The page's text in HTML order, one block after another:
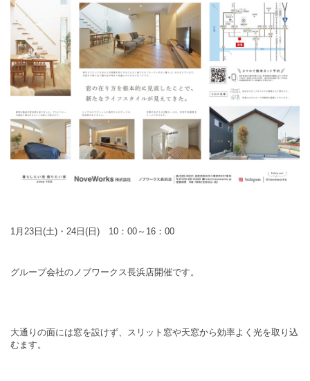
1月23日(土)・24日(日) 10：00～16：00
グループ会社のノブワークス長浜店開催です。
大通りの面には窓を設けず、スリット窓や天窓から効率よく光を取り込
むます。